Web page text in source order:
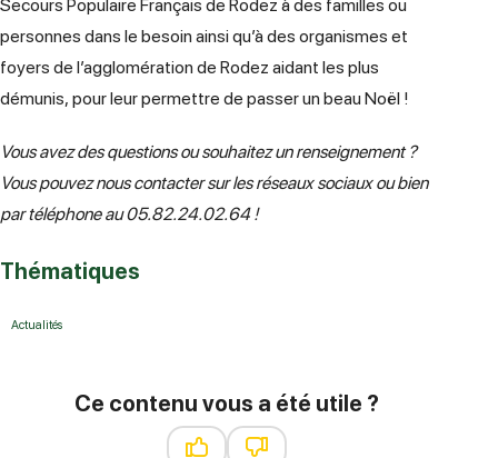
Secours Populaire Français de Rodez à des familles ou
personnes dans le besoin ainsi qu’à des organismes et
foyers de l’agglomération de Rodez aidant les plus
démunis, pour leur permettre de passer un beau Noël !
Vous avez des questions ou souhaitez un renseignement ?
Vous pouvez nous contacter sur les réseaux sociaux ou bien
par téléphone au 05.82.24.02.64 !
Thématiques
Actualités
Ce contenu vous a été utile ?